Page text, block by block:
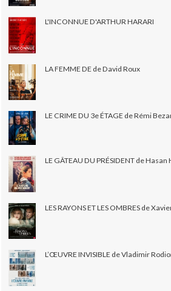
L'INCONNUE D'ARTHUR HARARI
LA FEMME DE de David Roux
LE CRIME DU 3e ÉTAGE de Rémi
LE GÂTEAU DU PRÉSIDENT de Hasan
LES RAYONS ET LES OMBRES de
L’ŒUVRE INVISIBLE de Vladimir